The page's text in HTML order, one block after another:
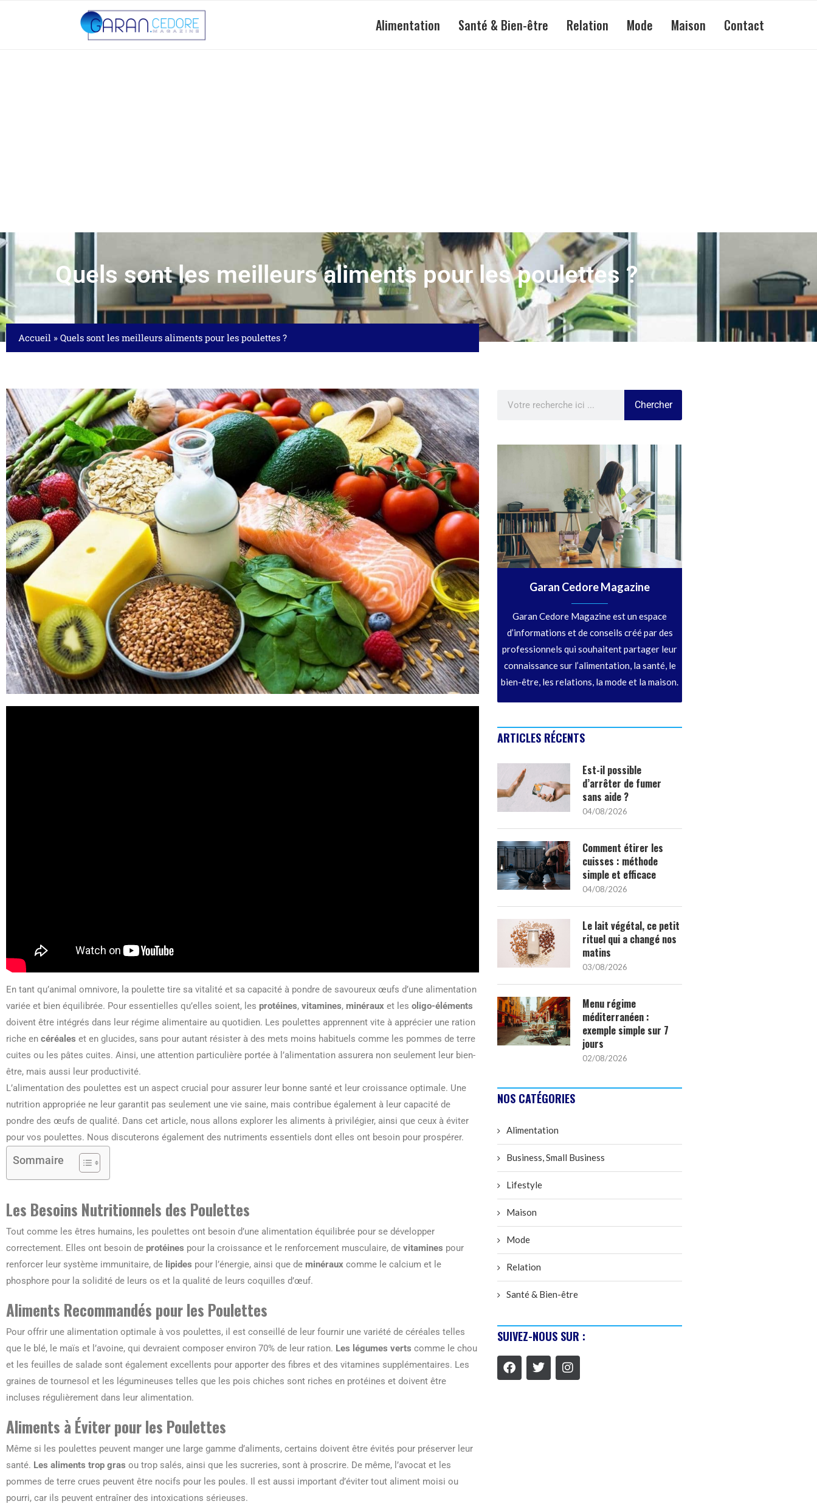
Alimentation Santé & Bien-être Relation Mode Maison Contact
Quels sont les meilleurs aliments pour les poulettes ?
Accueil » Quels sont les meilleurs aliments pour les poulettes ?
En tant qu’animal omnivore, la poulette tire sa vitalité et sa capacité à pondre de savoureux œufs d’une alimentation
variée et bien équilibrée. Pour essentielles qu’elles soient, les protéines, vitamines, minéraux et les oligo-éléments
doivent être intégrés dans leur régime alimentaire au quotidien. Les poulettes apprennent vite à apprécier une ration
riche en céréales et en glucides, sans pour autant résister à des mets moins habituels comme les pommes de terre
cuites ou les pâtes cuites. Ainsi, une attention particulière portée à l’alimentation assurera non seulement leur bien-
être, mais aussi leur productivité.
L’alimentation des poulettes est un aspect crucial pour assurer leur bonne santé et leur croissance optimale. Une
nutrition appropriée ne leur garantit pas seulement une vie saine, mais contribue également à leur capacité de
pondre des œufs de qualité. Dans cet article, nous allons explorer les aliments à privilégier, ainsi que ceux à éviter
pour vos poulettes. Nous discuterons également des nutriments essentiels dont elles ont besoin pour prospérer.
Sommaire
Les Besoins Nutritionnels des Poulettes
Tout comme les êtres humains, les poulettes ont besoin d’une alimentation équilibrée pour se développer
correctement. Elles ont besoin de protéines pour la croissance et le renforcement musculaire, de vitamines pour
renforcer leur système immunitaire, de lipides pour l’énergie, ainsi que de minéraux comme le calcium et le
phosphore pour la solidité de leurs os et la qualité de leurs coquilles d’œuf.
Aliments Recommandés pour les Poulettes
Pour offrir une alimentation optimale à vos poulettes, il est conseillé de leur fournir une variété de céréales telles
que le blé, le maïs et l’avoine, qui devraient composer environ 70% de leur ration. Les légumes verts comme le chou
et les feuilles de salade sont également excellents pour apporter des fibres et des vitamines supplémentaires. Les
graines de tournesol et les légumineuses telles que les pois chiches sont riches en protéines et doivent être
incluses régulièrement dans leur alimentation.
Aliments à Éviter pour les Poulettes
Même si les poulettes peuvent manger une large gamme d’aliments, certains doivent être évités pour préserver leur
santé. Les aliments trop gras ou trop salés, ainsi que les sucreries, sont à proscrire. De même, l’avocat et les
pommes de terre crues peuvent être nocifs pour les poules. Il est aussi important d’éviter tout aliment moisi ou
pourri, car ils peuvent entraîner des intoxications sérieuses.
Chercher
Garan Cedore Magazine
Garan Cedore Magazine est un espace
d’informations et de conseils créé par des
professionnels qui souhaitent partager leur
connaissance sur l’alimentation, la santé, le
bien-être, les relations, la mode et la maison.
ARTICLES RÉCENTS
Est-il possible
d’arrêter de fumer
sans aide ?
04/08/2026
Comment étirer les
cuisses : méthode
simple et efficace
04/08/2026
Le lait végétal, ce petit
rituel qui a changé nos
matins
03/08/2026
Menu régime
méditerranéen :
exemple simple sur 7
jours
02/08/2026
NOS CATÉGORIES
Alimentation
Business, Small Business
Lifestyle
Maison
Mode
Relation
Santé & Bien-être
SUIVEZ-NOUS SUR :